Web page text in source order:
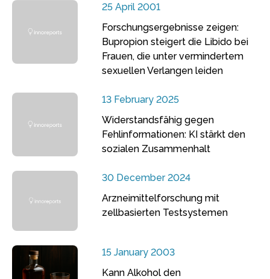
25 April 2001
Forschungsergebnisse zeigen:
Bupropion steigert die Libido bei
Frauen, die unter vermindertem
sexuellen Verlangen leiden
13 February 2025
Widerstandsfähig gegen
Fehlinformationen: KI stärkt den
sozialen Zusammenhalt
30 December 2024
Arzneimittelforschung mit
zellbasierten Testsystemen
15 January 2003
Kann Alkohol den